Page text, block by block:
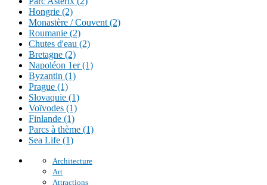
Hongrie (2)
Monastère / Couvent (2)
Roumanie (2)
Chutes d'eau (2)
Bretagne (2)
Napoléon 1er (1)
Byzantin (1)
Prague (1)
Slovaquie (1)
Voïvodes (1)
Finlande (1)
Parcs à thème (1)
Sea Life (1)
Architecture
Art
Attractions